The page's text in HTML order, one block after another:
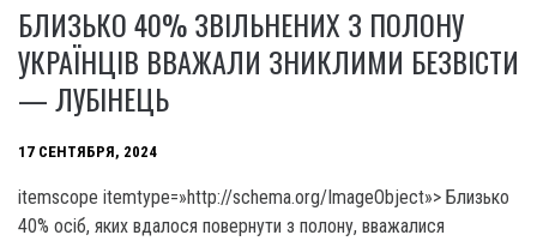
БЛИЗЬКО 40% ЗВІЛЬНЕНИХ З ПОЛОНУ
УКРАЇНЦІВ ВВАЖАЛИ ЗНИКЛИМИ БЕЗВІСТИ
— ЛУБІНЕЦЬ
17 СЕНТЯБРЯ, 2024
itemscope itemtype=»http://schema.org/ImageObject»> Близько
40% осіб, яких вдалося повернути з полону, вважалися